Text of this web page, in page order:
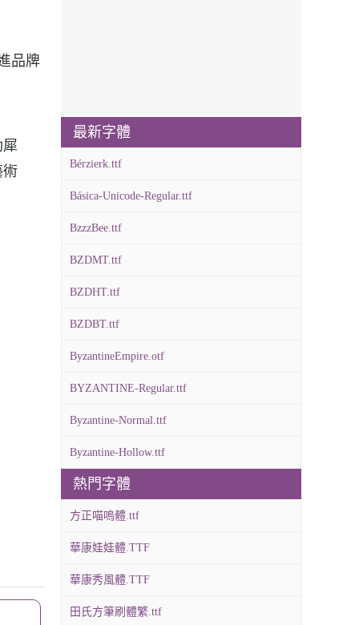
品牌
犀
術
最新字體
Bérzierk.ttf
Básica-Unicode-Regular.ttf
BzzzBee.ttf
BZDMT.ttf
BZDHT.ttf
BZDBT.ttf
ByzantineEmpire.otf
BYZANTINE-Regular.ttf
Byzantine-Normal.ttf
Byzantine-Hollow.ttf
熱門字體
方正喵嗚體.ttf
華康娃娃體.TTF
華康秀風體.TTF
田氏方筆刷體繁.ttf